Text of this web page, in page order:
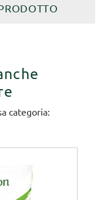
categoria: